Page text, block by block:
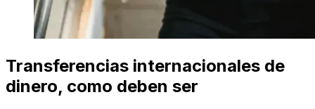
Transferencias internacionales de
dinero, como deben ser